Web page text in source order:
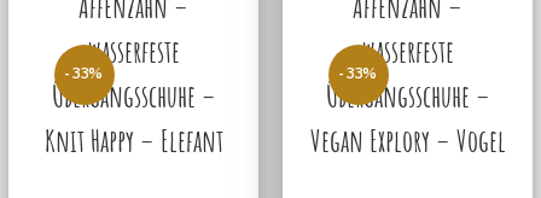
-33%
wasserfeste
Übergangsschuhe –
Knit Happy – Elefant
-33%
wasserfeste
Übergangsschuhe –
Vegan Explory – Vogel